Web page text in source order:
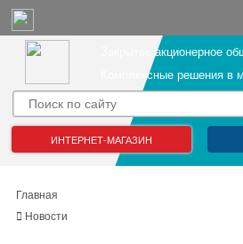
Закрытое акционерное
Комплексные решения в
ИНТЕРНЕТ-МАГАЗИН
Главная
Новости